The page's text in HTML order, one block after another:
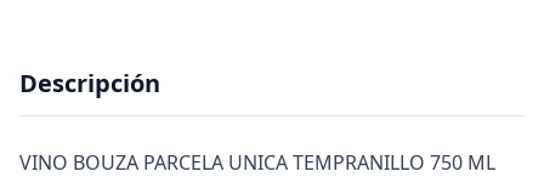
Descripción
VINO BOUZA PARCELA UNICA TEMPRANILLO 750 ML